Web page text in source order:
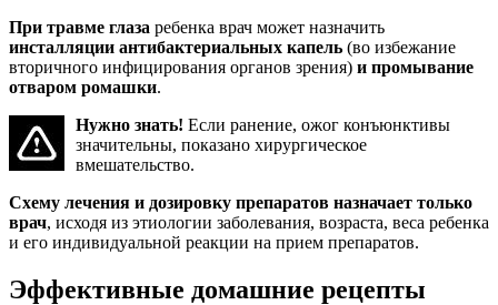
При травме глаза ребенка врач может назначить
инсталляции антибактериальных капель (во избежание
вторичного инфицирования органов зрения) и промывание
отваром ромашки.
Нужно знать! Если ранение, ожог конъюнктивы
значительны, показано хирургическое
вмешательство.
Схему лечения и дозировку препаратов назначает только
врач, исходя из этиологии заболевания, возраста, веса ребенка
и его индивидуальной реакции на прием препаратов.
Эффективные домашние рецепты